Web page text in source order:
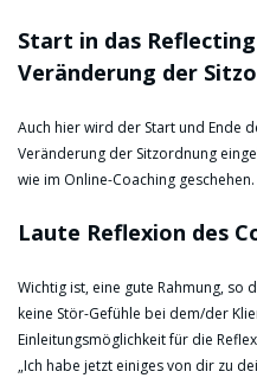
Start in das
Veränderung der
Auch hier wird der Start und Ende
Veränderung der Sitzordnung
wie im Online-Coaching geschehen.
Laute Reflexion des
Wichtig ist, eine gute Rahmung, so
keine Stör-Gefühle bei dem/der
Einleitungsmöglichkeit für die
„Ich habe jetzt einiges von dir zu